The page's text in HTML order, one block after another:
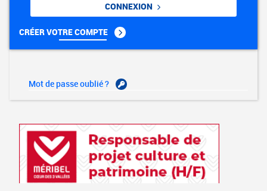
CONNEXION
CRÉER VOTRE COMPTE
Mot de passe oublié ?